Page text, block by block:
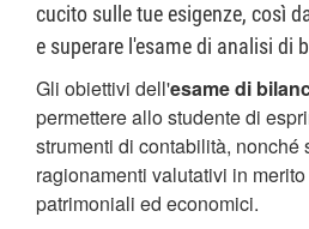
cucito sulle tue esigenze, così
e superare l'esame di analisi di
Gli obiettivi dell'esame di
permettere allo studente di
strumenti di contabilità, nonché
ragionamenti valutativi in
patrimoniali ed economici.